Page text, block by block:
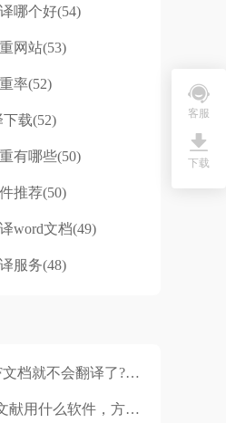
哪个好(54)
网站(53)
率(52)
下载(52)
有哪些(50)
推荐(50)
word文档(49)
服务(48)
遇到PDF文档就不会翻译了?是你还没遇到它!
翻译pdf文献用什么软件，方法步骤是什么？
客服
下载